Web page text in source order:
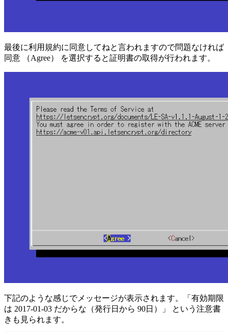
最後に利用規約に同意してねと言われますので問題なければ
同意 （Agree） を選択すると証明書の取得が行われます。
下記のような感じでメッセージが表示されます。「有効期限
は 2017-01-03 だからな（発行日から 90日）」 という注意書
きも見られます。